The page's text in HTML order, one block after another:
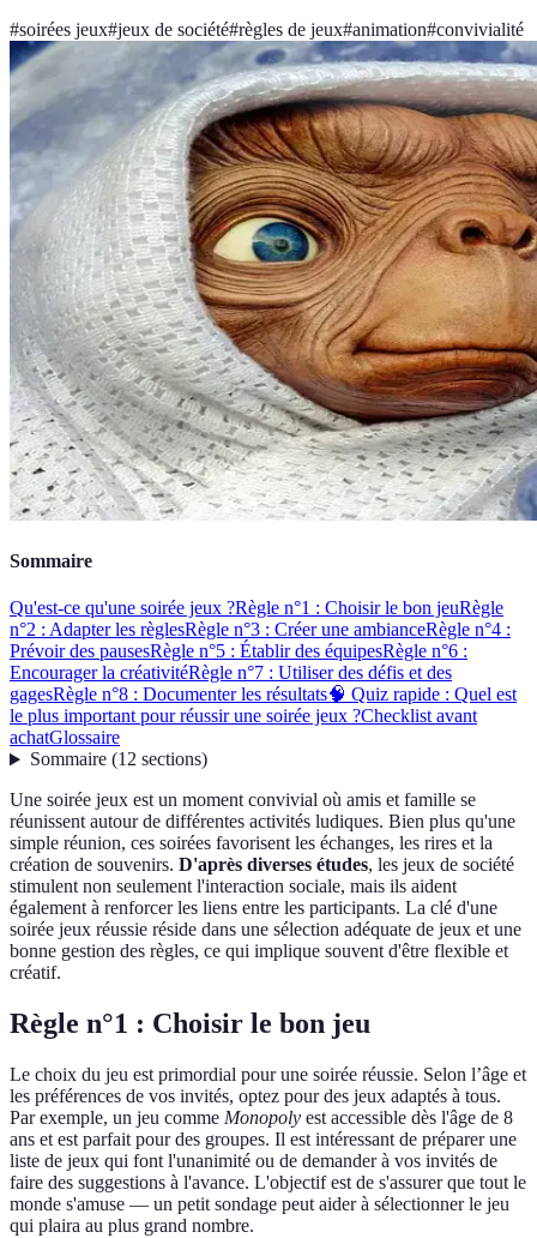
#soirées jeux#jeux de société#règles de jeux#animation#convivialité
Sommaire
Qu'est-ce qu'une soirée jeux ?Règle n°1 : Choisir le bon jeuRègle
n°2 : Adapter les règlesRègle n°3 : Créer une ambianceRègle n°4 :
Prévoir des pausesRègle n°5 : Établir des équipesRègle n°6 :
Encourager la créativitéRègle n°7 : Utiliser des défis et des
gagesRègle n°8 : Documenter les résultats🧠 Quiz rapide : Quel est
le plus important pour réussir une soirée jeux ?Checklist avant
achatGlossaire
Sommaire(12 sections)
Une soirée jeux est un moment convivial où amis et famille se
réunissent autour de différentes activités ludiques. Bien plus qu'une
simple réunion, ces soirées favorisent les échanges, les rires et la
création de souvenirs. D'après diverses études, les jeux de société
stimulent non seulement l'interaction sociale, mais ils aident
également à renforcer les liens entre les participants. La clé d'une
soirée jeux réussie réside dans une sélection adéquate de jeux et une
bonne gestion des règles, ce qui implique souvent d'être flexible et
créatif.
Règle n°1 : Choisir le bon jeu
Le choix du jeu est primordial pour une soirée réussie. Selon l’âge et
les préférences de vos invités, optez pour des jeux adaptés à tous.
Par exemple, un jeu comme Monopoly est accessible dès l'âge de 8
ans et est parfait pour des groupes. Il est intéressant de préparer une
liste de jeux qui font l'unanimité ou de demander à vos invités de
faire des suggestions à l'avance. L'objectif est de s'assurer que tout le
monde s'amuse — un petit sondage peut aider à sélectionner le jeu
qui plaira au plus grand nombre.